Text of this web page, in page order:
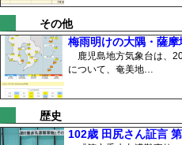
その他
梅雨明けの大隅・薩
鹿児島地方気象台は、
について、奄美地…
歴史
102歳 田尻さん証言